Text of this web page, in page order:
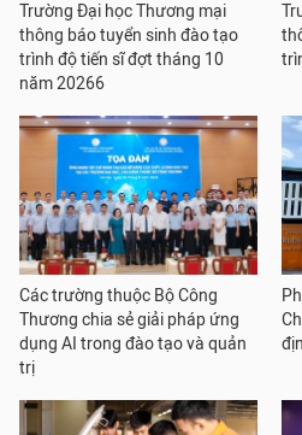
Trường Đại học Thương mại
thông báo tuyển sinh đào tạo
trình độ tiến sĩ đợt tháng 10
năm 20266
Các trường thuộc Bộ Công
Thương chia sẻ giải pháp ứng
dụng AI trong đào tạo và quản
trị